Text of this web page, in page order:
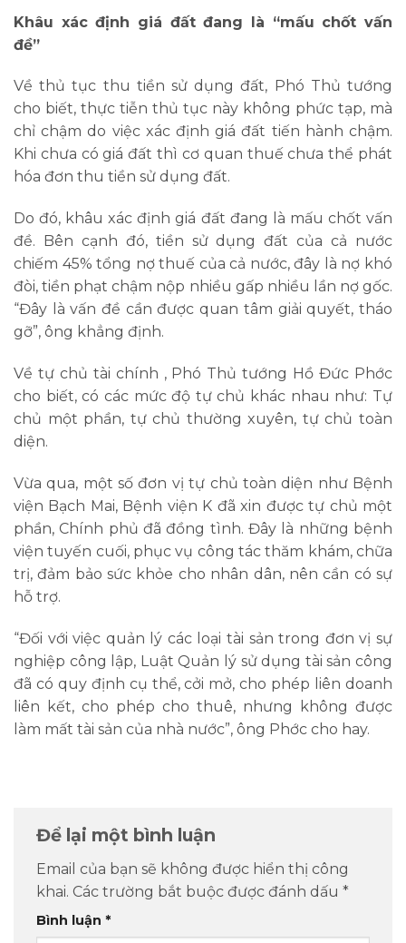
Khâu xác định giá đất đang là “mấu chốt vấn
đề”
Về thủ tục thu tiền sử dụng đất, Phó Thủ tướng
cho biết, thực tiễn thủ tục này không phức tạp, mà
chỉ chậm do việc xác định giá đất tiến hành chậm.
Khi chưa có giá đất thì cơ quan thuế chưa thể phát
hóa đơn thu tiền sử dụng đất.
Do đó, khâu xác định giá đất đang là mấu chốt vấn
đề. Bên cạnh đó, tiền sử dụng đất của cả nước
chiếm 45% tổng nợ thuế của cả nước, đây là nợ khó
đòi, tiền phạt chậm nộp nhiều gấp nhiều lần nợ gốc.
“Đây là vấn đề cần được quan tâm giải quyết, tháo
gỡ”, ông khẳng định.
Về tự chủ tài chính , Phó Thủ tướng Hồ Đức Phớc
cho biết, có các mức độ tự chủ khác nhau như: Tự
chủ một phần, tự chủ thường xuyên, tự chủ toàn
diện.
Vừa qua, một số đơn vị tự chủ toàn diện như Bệnh
viện Bạch Mai, Bệnh viện K đã xin được tự chủ một
phần, Chính phủ đã đồng tình. Đây là những bệnh
viện tuyến cuối, phục vụ công tác thăm khám, chữa
trị, đảm bảo sức khỏe cho nhân dân, nên cần có sự
hỗ trợ.
“Đối với việc quản lý các loại tài sản trong đơn vị sự
nghiệp công lập, Luật Quản lý sử dụng tài sản công
đã có quy định cụ thể, cởi mở, cho phép liên doanh
liên kết, cho phép cho thuê, nhưng không được
làm mất tài sản của nhà nước”, ông Phớc cho hay.
Để lại một bình luận
Email của bạn sẽ không được hiển thị công
khai. Các trường bắt buộc được đánh dấu *
Bình luận *